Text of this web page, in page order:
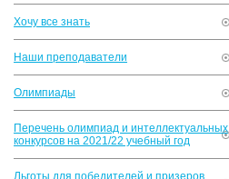
Хочу все знать
Наши преподаватели
Олимпиады
Перечень олимпиад и интеллектуальных
конкурсов на 2021/22 учебный год
Льготы для победителей и призеров